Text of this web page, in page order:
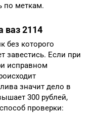
по меткам.
ваз 2114
без которого
завестись. Если при
исправном
значит дело в
300 рублей,
проверки: